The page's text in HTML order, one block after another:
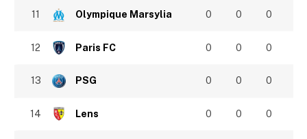
11 Olympique Marsylia 0 0 0
12 Paris FC 0 0 0
13 PSG 0 0 0
14 Lens 0 0 0